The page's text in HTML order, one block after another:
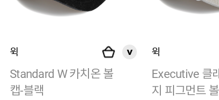
윅
Standard W 카치온 볼
캡-블랙
윅
Executive 클
지 피그먼트